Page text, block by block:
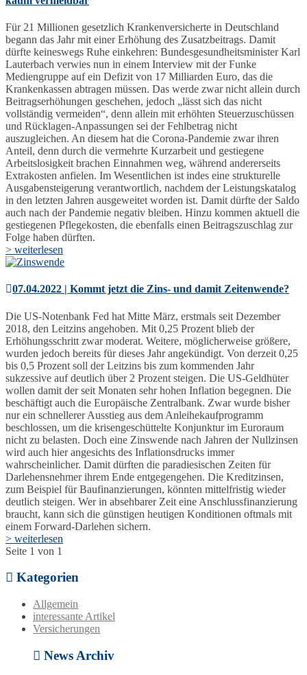
Für 21 Millionen gesetzlich Krankenversicherte in Deutschland
begann das Jahr mit einer Erhöhung des Zusatzbeitrags. Damit
dürfte keineswegs Ruhe einkehren: Bundesgesundheitsminister Karl
Lauterbach verwies nun in einem Interview mit der Funke
Mediengruppe auf ein Defizit von 17 Milliarden Euro, das die
Krankenkassen abtragen müssen. Das werde zwar nicht allein durch
Beitragserhöhungen geschehen, jedoch „lässt sich das nicht
vollständig vermeiden“, denn allein mit erhöhten Steuerzuschüssen
und Rücklagen-Anpassungen sei der Fehlbetrag nicht
auszugleichen. An diesem hat die Corona-Pandemie zwar ihren
Anteil, denn durch die vermehrte Kurzarbeit und gestiegene
Arbeitslosigkeit brachen Einnahmen weg, während andererseits
Extrakosten anfielen. Im Wesentlichen ist indes eine strukturelle
Ausgabensteigerung verantwortlich, nachdem der Leistungskatalog
in den letzten Jahren ausgeweitet worden ist. Damit dürfte der Saldo
auch nach der Pandemie negativ bleiben. Hinzu kommen aktuell die
gestiegenen Pflegekosten, die ebenfalls einen Beitragszuschlag zur
Folge haben dürften.
> weiterlesen
07.04.2022 | Kommt jetzt die Zins- und damit Zeitenwende?
Die US-Notenbank Fed hat Mitte März, erstmals seit Dezember
2018, den Leitzins angehoben. Mit 0,25 Prozent blieb der
Erhöhungsschritt zwar moderat. Weitere, möglicherweise größere,
wurden jedoch bereits für dieses Jahr angekündigt. Von derzeit 0,25
bis 0,5 Prozent soll der Leitzins bis zum kommenden Jahr
sukzessive auf deutlich über 2 Prozent steigen. Die US-Geldhüter
wollen damit der seit Monaten sehr hohen Inflation begegnen. Die
beschäftigt auch die Europäische Zentralbank. Zwar wurde bisher
nur ein schnellerer Ausstieg aus dem Anleihekaufprogramm
beschlossen, um die krisengeschüttelte Konjunktur im Euroraum
nicht zu belasten. Doch eine Zinswende nach Jahren der Nullzinsen
wird auch hier angesichts des Inflationsdrucks immer
wahrscheinlicher. Damit dürften die paradiesischen Zeiten für
Darlehensnehmer ihrem Ende entgegengehen. Die Kreditzinsen,
zum Beispiel für Baufinanzierungen, könnten mittelfristig wieder
deutlich steigen. Wer in absehbarer Zeit eine Anschlussfinanzierung
braucht, kann sich die günstigen heutigen Konditionen oftmals mit
einem Forward-Darlehen sichern.
> weiterlesen
Seite 1 von 1
Kategorien
Allgemein
interessante Artikel
Versicherungen
News Archiv